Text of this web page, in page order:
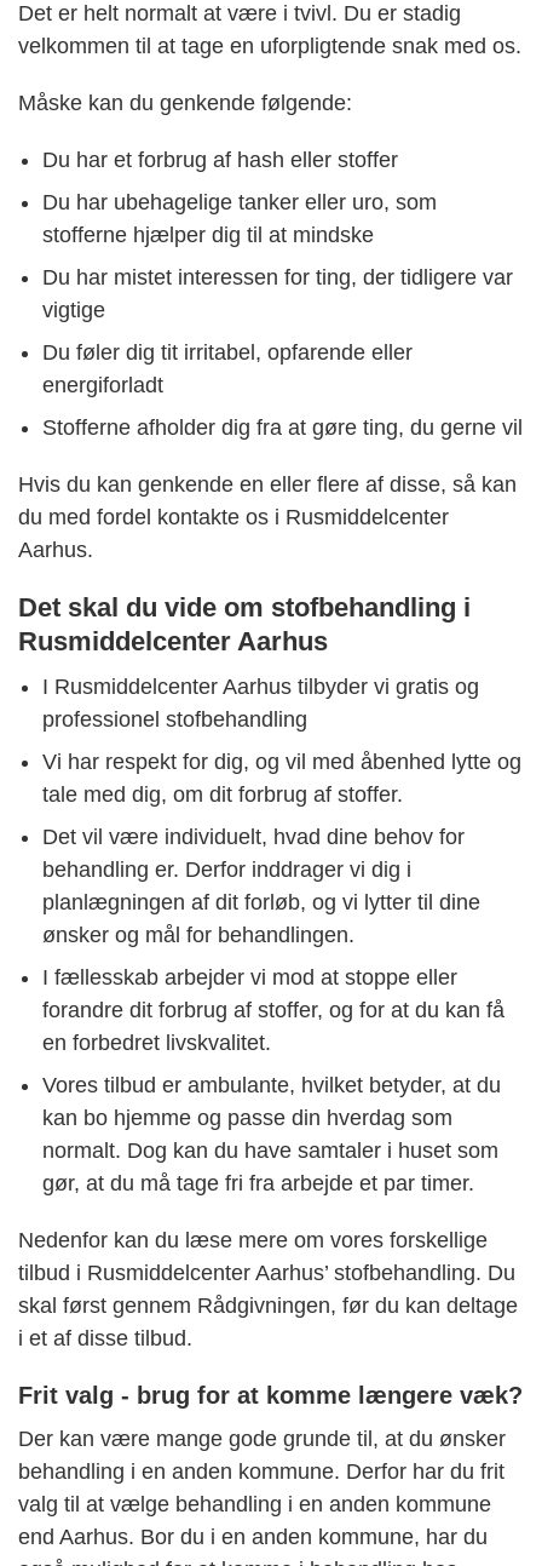
Det er helt normalt at være i tvivl. Du er stadig
velkommen til at tage en uforpligtende snak med os.
Måske kan du genkende følgende:
Du har et forbrug af hash eller stoffer
Du har ubehagelige tanker eller uro, som
stofferne hjælper dig til at mindske
Du har mistet interessen for ting, der tidligere var
vigtige
Du føler dig tit irritabel, opfarende eller
energiforladt
Stofferne afholder dig fra at gøre ting, du gerne vil
Hvis du kan genkende en eller flere af disse, så kan
du med fordel kontakte os i Rusmiddelcenter
Aarhus.
Det skal du vide om stofbehandling i
Rusmiddelcenter Aarhus
I Rusmiddelcenter Aarhus tilbyder vi gratis og
professionel stofbehandling
Vi har respekt for dig, og vil med åbenhed lytte og
tale med dig, om dit forbrug af stoffer.
Det vil være individuelt, hvad dine behov for
behandling er. Derfor inddrager vi dig i
planlægningen af dit forløb, og vi lytter til dine
ønsker og mål for behandlingen.
I fællesskab arbejder vi mod at stoppe eller
forandre dit forbrug af stoffer, og for at du kan få
en forbedret livskvalitet.
Vores tilbud er ambulante, hvilket betyder, at du
kan bo hjemme og passe din hverdag som
normalt. Dog kan du have samtaler i huset som
gør, at du må tage fri fra arbejde et par timer.
Nedenfor kan du læse mere om vores forskellige
tilbud i Rusmiddelcenter Aarhus’ stofbehandling. Du
skal først gennem Rådgivningen, før du kan deltage
i et af disse tilbud.
Frit valg - brug for at komme længere væk?
Der kan være mange gode grunde til, at du ønsker
behandling i en anden kommune. Derfor har du frit
valg til at vælge behandling i en anden kommune
end Aarhus. Bor du i en anden kommune, har du